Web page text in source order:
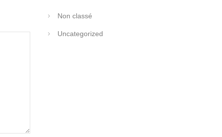
Non classé
Uncategorized